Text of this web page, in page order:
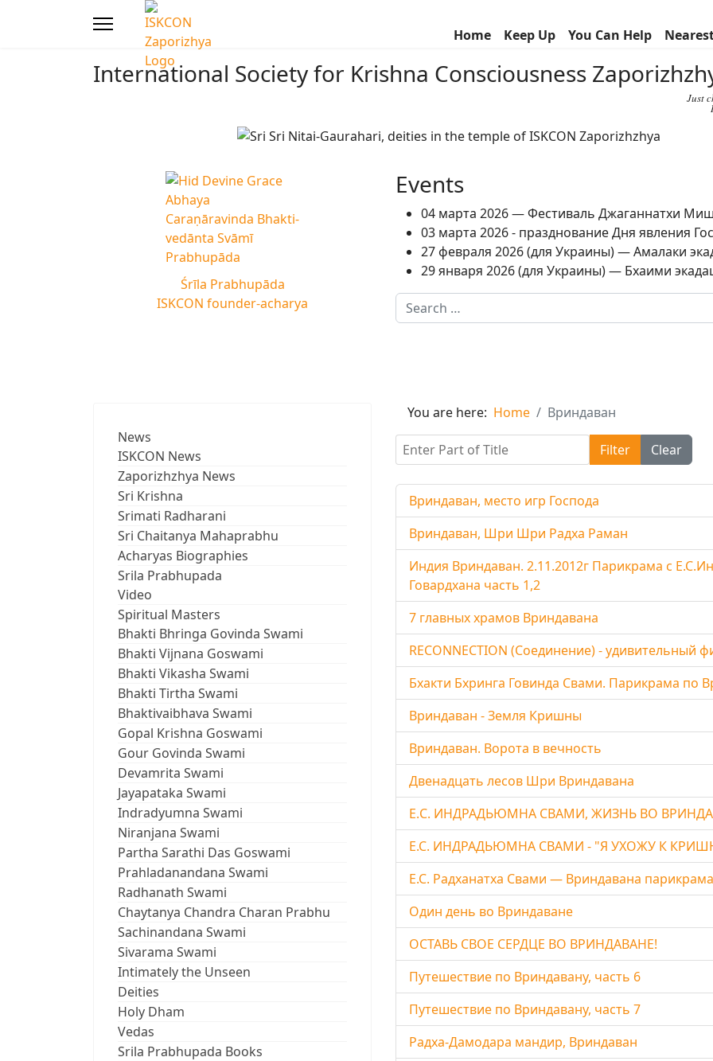
Home Keep Up You Can Help
International Society for Krishna Consciousness
Just
Śrīla Prabhupāda
ISKCON founder-acharya
Events
04 марта 2026 — Фестиваль Джаганнатхи
03 марта 2026 - празднование Дня явления
27 февраля 2026 (для Украины) — Амалаки
29 января 2026 (для Украины) — Бхаими
Search
News
ISKCON News
Zaporizhzhya News
Sri Krishna
Srimati Radharani
Sri Chaitanya Mahaprabhu
Acharyas Biographies
Srila Prabhupada
Video
Spiritual Masters
Bhakti Bhringa Govinda Swami
Bhakti Vijnana Goswami
Bhakti Vikasha Swami
Bhakti Tirtha Swami
Bhaktivaibhava Swami
Gopal Krishna Goswami
Gour Govinda Swami
Devamrita Swami
Jayapataka Swami
Indradyumna Swami
Niranjana Swami
Partha Sarathi Das Goswami
Prahladanandana Swami
Radhanath Swami
Chaytanya Chandra Charan Prabhu
Sachinandana Swami
Sivarama Swami
Intimately the Unseen
Deities
Holy Dham
Vedas
Srila Prabhupada Books
You are here: Home Вриндаван
Enter Part of Title
Filter Clear
Вриндаван, место игр Господа
Вриндаван, Шри Шри Радха Раман
Индия Вриндаван. 2.11.2012г Парикрама с
Говардхана часть 1,2
7 главных храмов Вриндавана
RECONNECTION (Соединение) - удивительный
Бхакти Бхринга Говинда Свами. Парикрама по
Вриндаван - Земля Кришны
Вриндаван. Ворота в вечность
Двенадцать лесов Шри Вриндавана
Е.C. ИНДРАДЬЮМНА СВАМИ, ЖИЗНЬ ВО
Е.С. ИНДРАДЬЮМНА СВАМИ - "Я УХОЖУ К
Е.С. Радханатха Свами — Вриндавана парикрама
Один день во Вриндаване
ОСТАВЬ СВОЕ СЕРДЦЕ ВО ВРИНДАВАНЕ!
Путешествие по Вриндавану, часть 6
Путешествие по Вриндавану, часть 7
Радха-Дамодара мандир, Вриндаван